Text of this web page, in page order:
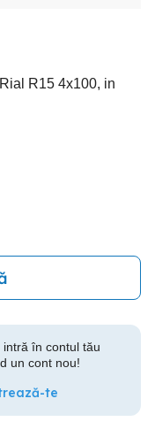
R15 4x100, in
în contul tău
un cont nou!
te